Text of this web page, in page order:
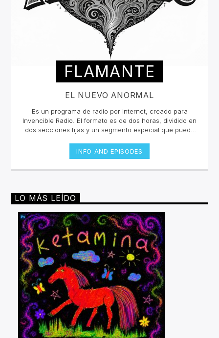
FLAMANTE
EL NUEVO ANORMAL
Es un programa de radio por internet, creado para
Invencible Radio. El formato es de dos horas, dividido en
dos secciones fijas y un segmento especial que puede
neopsicodélica mundial, Flamante presenta nuevas
exploraciones musicales (poco convencionales y
audaces) de la escena underground, sin dejar de lado
INFO AND EPISODES
LO MÁS LEÍDO